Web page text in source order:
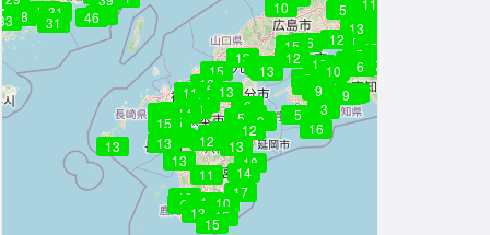
11
9
38
13
14
28
11
8
12
12
14 10
17
13
13
13
13
5
6
15
13
25
13
13
15
8
10
5
10
15
16
13
9
9
15
33
14
5
13
14 6
13
14 12
3
12
13
31
12 9
15
12
18
8
12
11
16
32
7
15
15
31
11
11
14
9
14
13
15
14
10
46
10
13
13
10
11
5